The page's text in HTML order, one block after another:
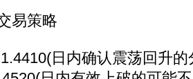
策略
日内确认震荡回升的